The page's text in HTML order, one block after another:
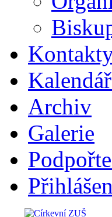
Archiv
Galerie